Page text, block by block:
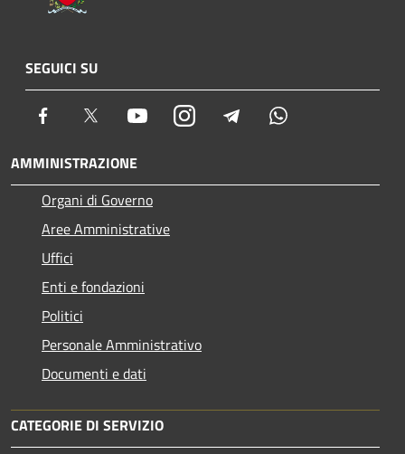
SEGUICI SU
Facebook Twitter YoutubeInstagram Telegram
AMMINISTRAZIONE
Organi di Governo
Aree Amministrative
Uffici
Enti e fondazioni
Politici
Personale Amministrativo
Documenti e dati
CATEGORIE DI SERVIZIO